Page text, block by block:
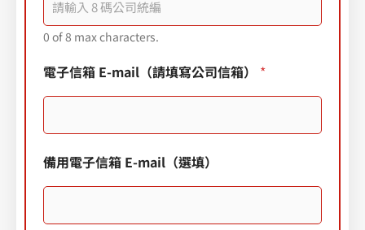
0 of 8 max characters.
電子信箱 E-mail（請填寫公司信箱） *
備用電子信箱 E-mail（選填）